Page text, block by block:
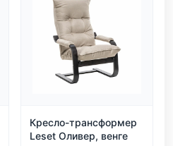
Кресло-трансформер
Leset Оливер, венге